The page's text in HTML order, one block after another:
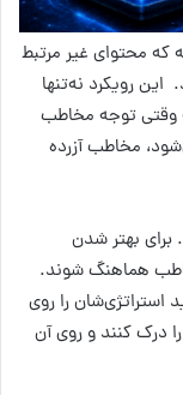
که محتوای غیر مرتبط
رویکرد نه‌تنها
وقتی توجه مخاطب
مخاطب آزرده
بهتر شدن
هماهنگ شوند.
استراتژی‌شان را روی
درک کنند و روی آن